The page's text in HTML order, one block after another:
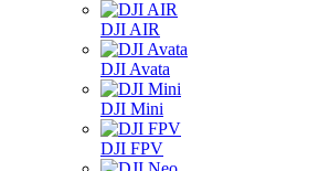
DJI AIR
DJI Avata
DJI Mini
DJI FPV